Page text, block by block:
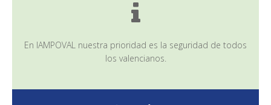
En IAMPOVAL nuestra prioridad es la seguridad de todos
los valencianos.